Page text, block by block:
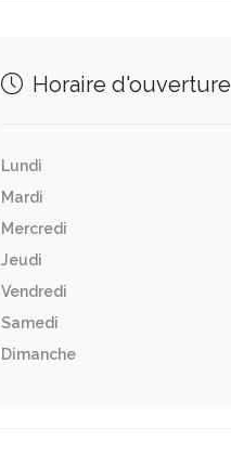
Horaire d'ouverture
Lundi
Mardi
Mercredi
Jeudi
Vendredi
Samedi
Dimanche